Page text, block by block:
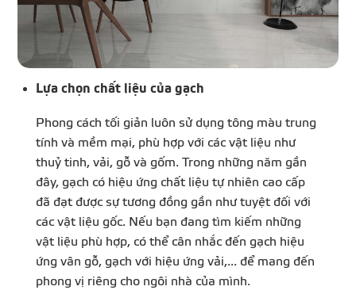
Lựa chọn chất liệu của gạch
Phong cách tối giản luôn sử dụng tông màu trung
tính và mềm mại, phù hợp với các vật liệu như
thuỷ tinh, vải, gỗ và gốm. Trong những năm gần
đây, gạch có hiệu ứng chất liệu tự nhiên cao cấp
đã đạt được sự tương đồng gần như tuyệt đối với
các vật liệu gốc. Nếu bạn đang tìm kiếm những
vật liệu phù hợp, có thể cân nhắc đến gạch hiệu
ứng vân gỗ, gạch với hiệu ứng vải,... để mang đến
phong vị riêng cho ngôi nhà của mình.